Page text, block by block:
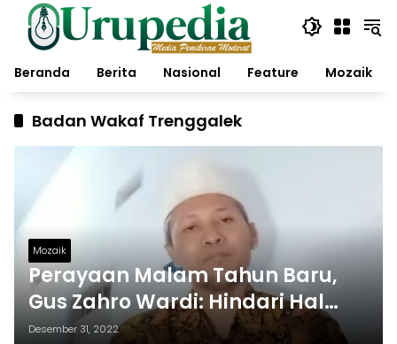
Langsung
konten
Beranda
Berita Nasional Feature Mozaik
Badan Wakaf Trenggalek
Mozaik
Perayaan Malam Tahun Baru,
Gus Zahro Wardi: Hindari Hal
Negatif dan Muhasabah
Desember 31, 2022